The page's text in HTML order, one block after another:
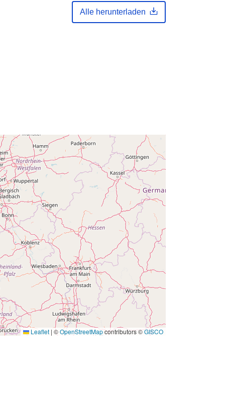
Alle herunterladen
Leaflet | ©OpenStreetMapcontributors ©GISCO
Zu data.europa.eu hinzugefügt: 14
February 2024
Q12808#ID
http://data.europa.eu/88u/dataset/q1
2808-id
public
01 January 1985
- 31 December 1985